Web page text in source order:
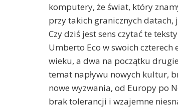
komputery, że świat, który
przy takich granicznych datach,
Czy dziś jest sens czytać te
Umberto Eco w swoich czterech
wieku, a dwa na początku
temat napływu nowych kultur,
nowe wyzwania, od Europy po
brak tolerancji i wzajemne